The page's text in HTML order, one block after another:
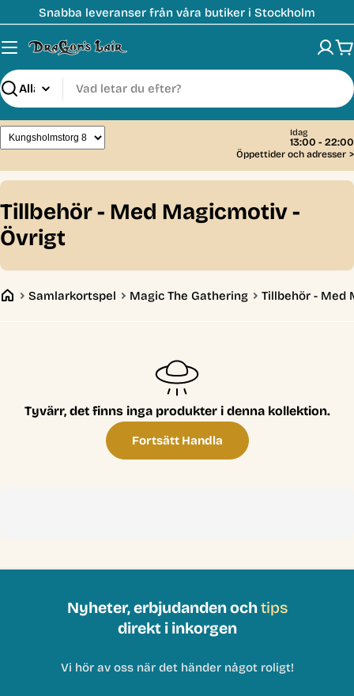
till
innehåll
Snabba leveranser från våra butiker i Stockholm
Sök
Idag
13:00 - 22:00
Öppettider och adresser >
C
o
l
l
Tillbehör - Med Magicmotiv -
Övrigt
Samlarkortspel Magic The Gathering Tillbehör - Med
Tyvärr, det finns inga produkter i denna kollektion.
Fortsätt Handla
Nyheter, erbjudanden ochtips
direkt i inkorgen
Vi hör av oss när det händer något roligt!